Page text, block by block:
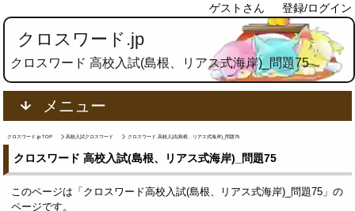
ゲストさん 登録/ログイン
クロスワード.jp
クロスワード 高校入試(島根、リアス式海岸)_問題75
メニュー
クロスワード.jp TOP 高校入試クロスワード クロスワード 高校入試(島根、リアス式海岸)_問題75
クロスワード 高校入試(島根、リアス式海岸)_問題75
このページは「クロスワード高校入試(島根、リアス式海岸)_問題75」の
ページです。